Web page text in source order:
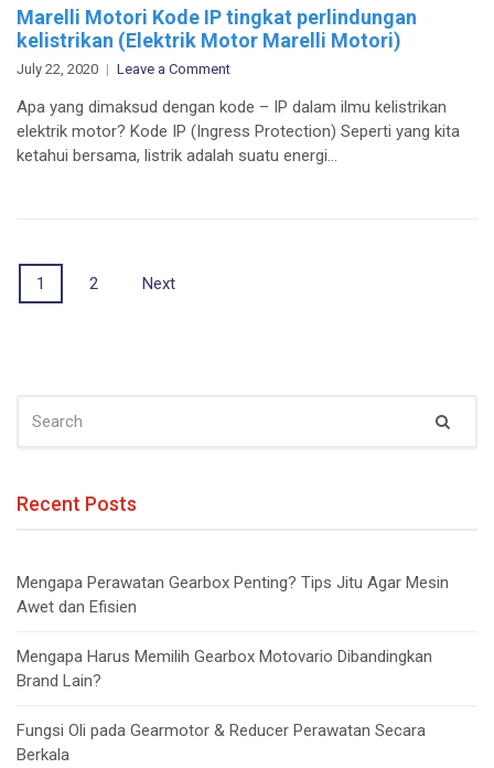
Marelli Motori Kode IP tingkat perlindungan
kelistrikan (Elektrik Motor Marelli Motori)
July 22, 2020 Leave a Commenton
Motori
Kode
IP
Apa yang dimaksud dengan kode – IP dalam ilmu kelistrikan
elektrik motor? Kode IP (Ingress Protection) Seperti yang kita
ketahui bersama, listrik adalah suatu energi…
Posts
navigation
1 2 Next
FOR:
Recent Posts
Mengapa Perawatan Gearbox Penting? Tips Jitu Agar Mesin
Awet dan Efisien
Mengapa Harus Memilih Gearbox Motovario Dibandingkan
Brand Lain?
Fungsi Oli pada Gearmotor & Reducer Perawatan Secara
Berkala